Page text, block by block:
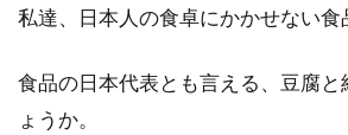
私達、日本人の食卓にかかせない食
食品の日本代表とも言える、豆腐と
ょうか。